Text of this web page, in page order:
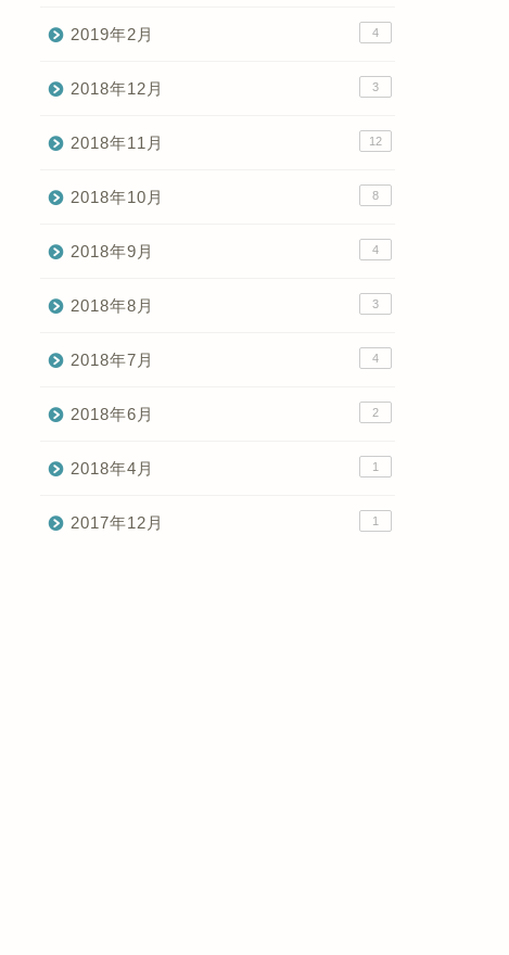
2019年2月 4
2018年12月 3
2018年11月 12
2018年10月 8
2018年9月 4
2018年8月 3
2018年7月 4
2018年6月 2
2018年4月 1
2017年12月 1